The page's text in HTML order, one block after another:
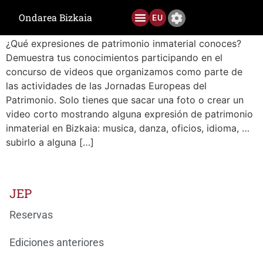
Ondarea Bizkaia EU
Etiqueta: ON-LINE
PATRIMONIO EN UN CLICK
¿Qué expresiones de patrimonio inmaterial conoces?
Demuestra tus conocimientos participando en el
concurso de videos que organizamos como parte de
las actividades de las Jornadas Europeas del
Patrimonio. Solo tienes que sacar una foto o crear un
video corto mostrando alguna expresión de patrimonio
inmaterial en Bizkaia: musica, danza, oficios, idioma, …
subirlo a alguna […]
JEP
Reservas
Ediciones anteriores